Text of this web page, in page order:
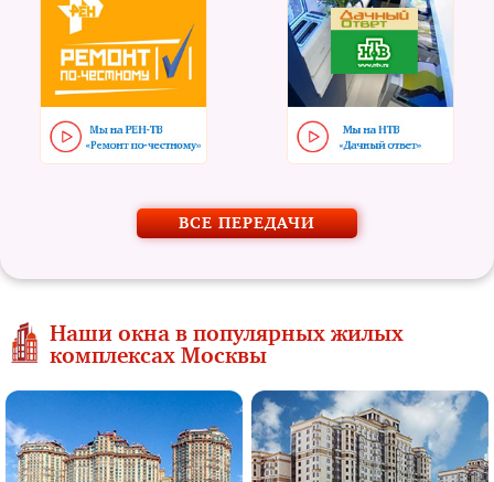
ВСЕ ПЕРЕДАЧИ
Наши окна в популярных жилых
комплексах Москвы